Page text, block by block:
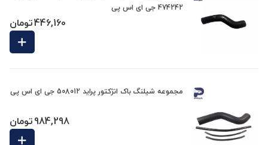
474242 جی ای اس پی
446,160تومان
مجموعه شیلنگ باک انژکتور پراید 508012 جی ای اس پی
984,298تومان